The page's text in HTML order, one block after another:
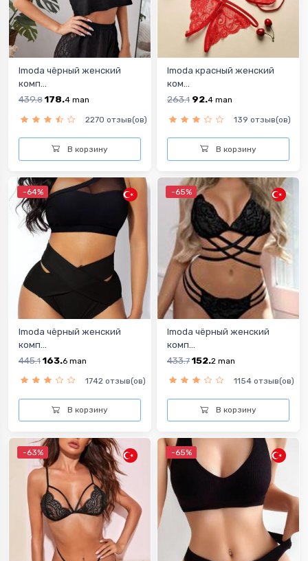
Imoda чёрный женский
комп...
439.8 178.4 man
2270 отзыв(ов)
В корзину
Imoda красный женский
ком...
263.1 92.4 man
139 отзыв(ов)
В корзину
-64%
Imoda чёрный женский
комп...
445.1 163.6 man
1742 отзыв(ов)
В корзину
-65%
Imoda чёрный женский
комп...
433.7 152.2 man
1154 отзыв(ов)
В корзину
-63% -65%